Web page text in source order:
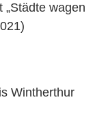
„Städte wagen
Wintherthur